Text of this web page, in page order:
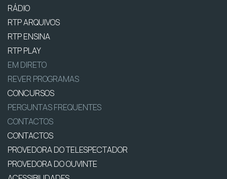
RÁDIO
RTP ARQUIVOS
RTP ENSINA
RTP PLAY
EM DIRETO
REVER PROGRAMAS
CONCURSOS
PERGUNTAS FREQUENTES
CONTACTOS
CONTACTOS
PROVEDORA DO TELESPECTADOR
PROVEDORA DO OUVINTE